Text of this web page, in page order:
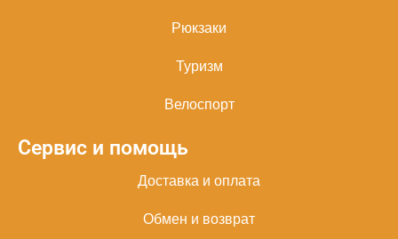
Рюкзаки
Туризм
Велоспорт
Сервис и помощь
Доставка и оплата
Обмен и возврат